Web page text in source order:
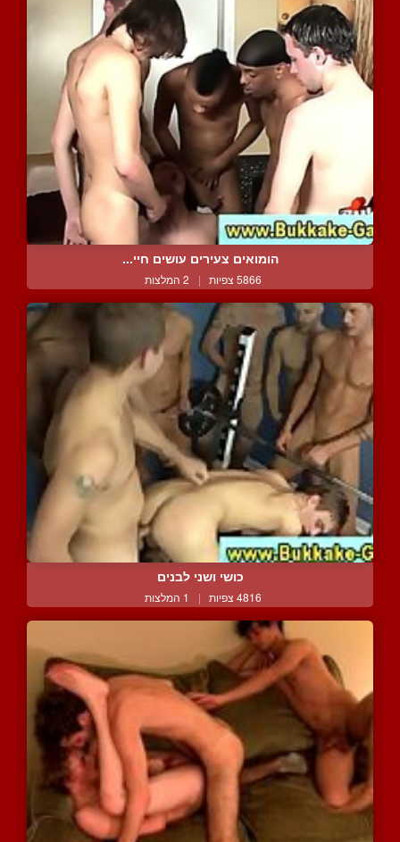
הומואים צעירים עושים חיי...
5866 צפיות | 2 המלצות
כושי ושני לבנים
4816 צפיות | 1 המלצות